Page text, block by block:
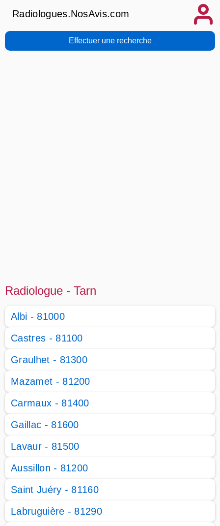
Radiologues.NosAvis.com
Effectuer une recherche
Radiologue - Tarn
Albi - 81000
Castres - 81100
Graulhet - 81300
Mazamet - 81200
Carmaux - 81400
Gaillac - 81600
Lavaur - 81500
Aussillon - 81200
Saint Juéry - 81160
Labruguière - 81290